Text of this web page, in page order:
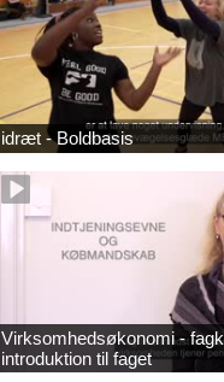
idræt - Boldbasis
Virksomhedsøkonomi -
introduktion til faget